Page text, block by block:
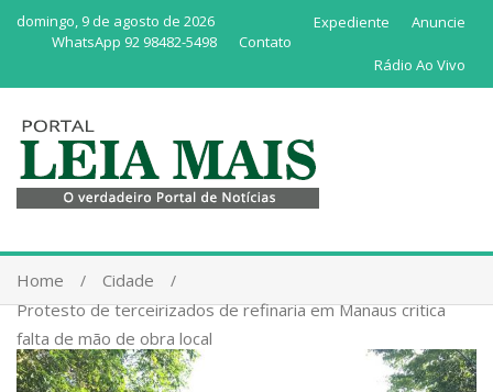
domingo, 9 de agosto de 2026 Anuncie
Expediente
Contato
WhatsApp 92 98482-5498
Rádio Ao Vivo
Home
Cidade
Protesto de terceirizados de refinaria em Manaus critica
falta de mão de obra local